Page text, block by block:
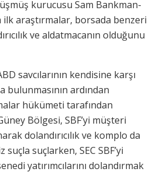
kurucusu Sam Bankman-
ilk araştırmalar, borsada benzeri
ve aldatmacanın olduğunu
savcılarının kendisine karşı
ardından
hükümeti tarafından
Bölgesi, SBF’yi müşteri
dolandırıcılık ve komplo da
suçlarken, SEC SBF’yi
yatırımcılarını dolandırmak